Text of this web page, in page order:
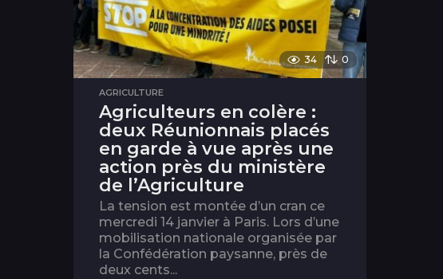
34 0
AGRICULTURE
Agriculteurs en colère :
deux Réunionnais placés
en garde à vue après une
action près du ministère
de l’Agriculture
La tension est montée d’un cran ce
mercredi 14 janvier à Paris. Lors d’une
mobilisation nationale organisée par
la Confédération paysanne, près de
deux cents...